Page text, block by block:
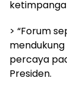
> “Forum
percaya
Presiden.